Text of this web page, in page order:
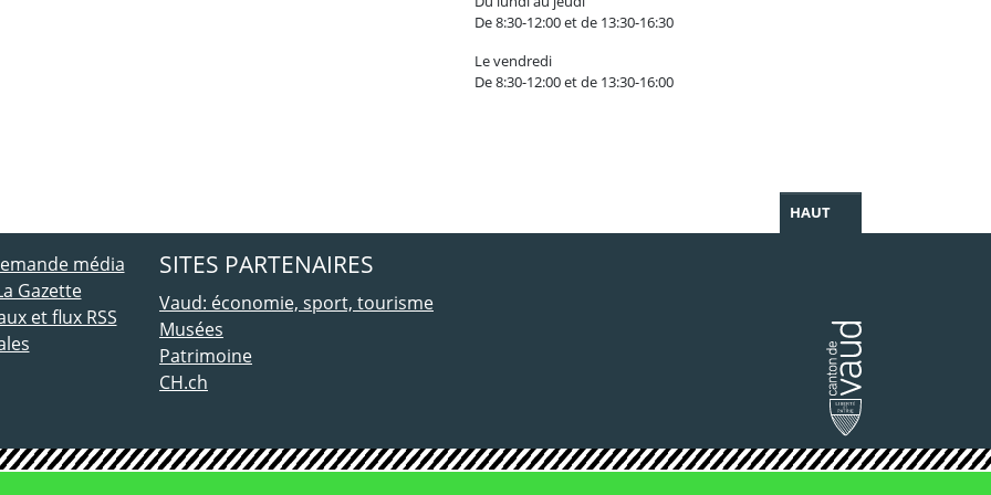
De 8:30-12:00 et de 13:30-16:30
Le vendredi
De 8:30-12:00 et de 13:30-16:00
HAUT
média
Gazette
et flux RSS
SITES PARTENAIRES
Vaud: économie, sport, tourisme
Musées
Patrimoine
CH.ch